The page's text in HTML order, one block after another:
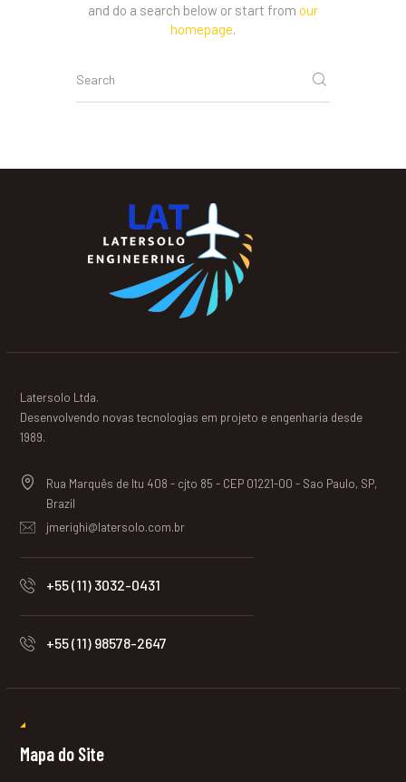
and do a search below or start from our
homepage.
Latersolo Ltda.
Desenvolvendo novas tecnologias em projeto e engenharia desde
1989.
Rua Marquês de Itu 408 - cjto 85 - CEP 01221-00 - Sao Paulo, SP,
Brazil
jmerighi@latersolo.com.br
+55 (11) 3032-0431
+55 (11) 98578-2647
Mapa do Site